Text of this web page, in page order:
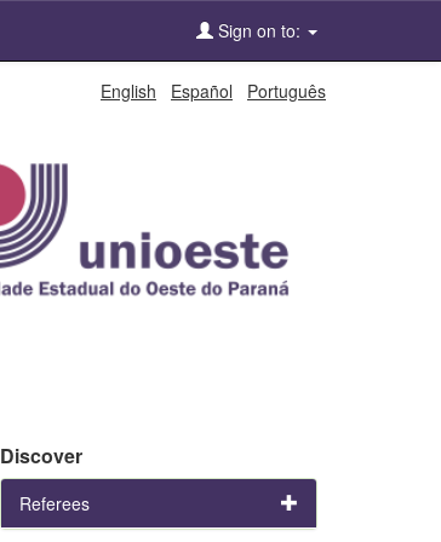
Sign on to:
English Español Português
Discover
Referees